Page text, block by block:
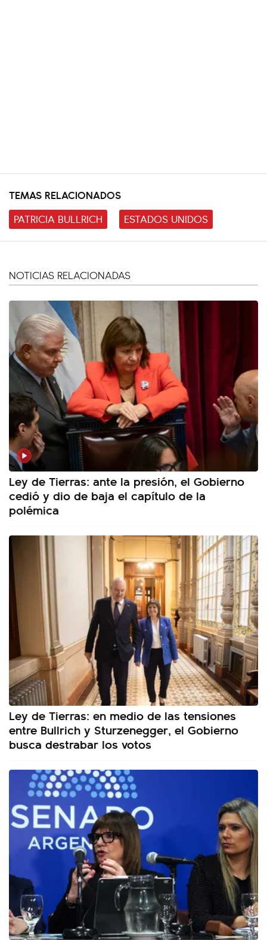
TEMAS RELACIONADOS
PATRICIA BULLRICH
ESTADOS UNIDOS
NOTICIAS RELACIONADAS
Ley de Tierras: ante la presión, el Gobierno
cedió y dio de baja el capítulo de la
polémica
Ley de Tierras: en medio de las tensiones
entre Bullrich y Sturzenegger, el Gobierno
busca destrabar los votos